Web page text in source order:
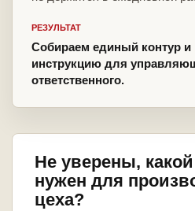
РЕЗУЛЬТАТ
Собираем единый контур
инструкцию для
ответственного.
Не уверены,
нужен для
цеха?